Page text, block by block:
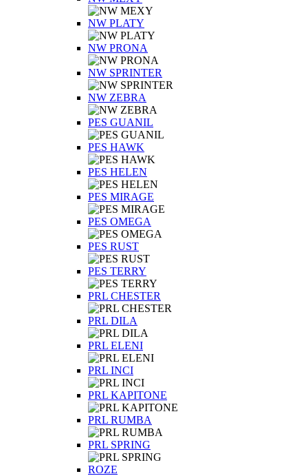
NW PLATY
NW PRONA
NW SPRINTER
NW ZEBRA
PES GUANIL
PES HAWK
PES HELEN
PES MIRAGE
PES OMEGA
PES RUST
PES TERRY
PRL CHESTER
PRL DILA
PRL ELENI
PRL INCI
PRL KAPITONE
PRL RUMBA
PRL SPRING
ROZE